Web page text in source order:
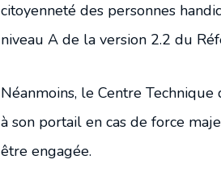
citoyenneté des personnes
niveau A de la version 2.2 du
Néanmoins, le Centre
à son portail en cas de force
être engagée.